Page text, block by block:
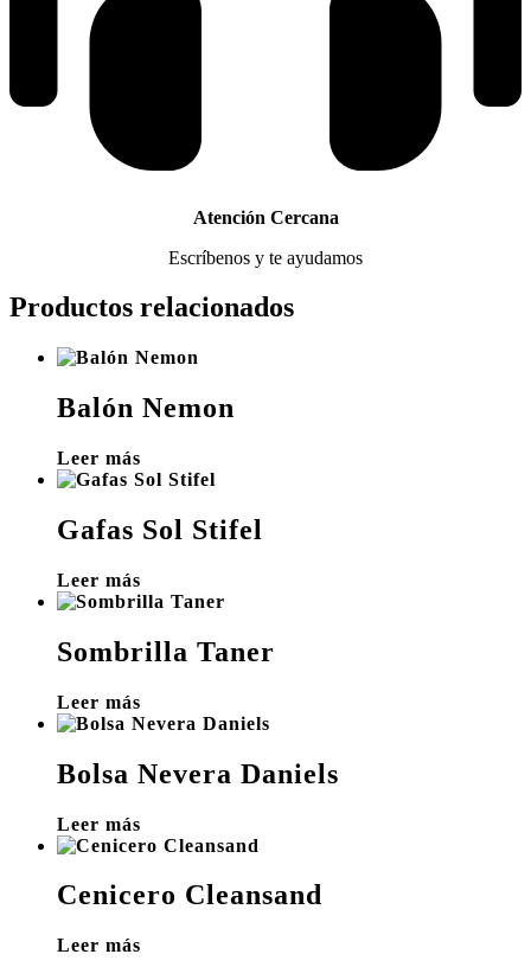
Atención Cercana
Escríbenos y te ayudamos
Productos relacionados
Balón Nemon
Leer más
Gafas Sol Stifel
Leer más
Sombrilla Taner
Leer más
Bolsa Nevera Daniels
Leer más
Cenicero Cleansand
Leer más